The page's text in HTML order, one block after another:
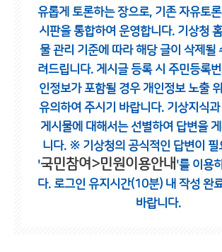
유롭게 토론하는 장으로, 기존 자유토
시판을 통합하여 운영합니다. 기상청
물 관리 기준에 따라 해당 글이 삭제될
려드립니다. 게시글 등록 시 주민등록
인정보가 포함될 경우 개인정보 노출
유의하여 주시기 바랍니다. 기상지식
게시물에 대해서는 선별하여 답변을
니다. ※ 기상청의 공식적인 답변이 필
'국민참여>민원이용안내 '를 이용
다. 로그인 유지시간(10분) 내 작성 완
바랍니다.